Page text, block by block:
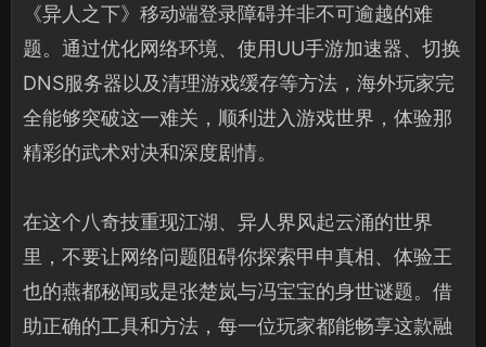
《异人之下》移动端登录障碍并非不可逾越的难
题。通过优化网络环境、使用UU手游加速器、切换
DNS服务器以及清理游戏缓存等方法，海外玩家完
全能够突破这一难关，顺利进入游戏世界，体验那
精彩的武术对决和深度剧情。
在这个八奇技重现江湖、异人界风起云涌的世界
里，不要让网络问题阻碍你探索甲申真相、体验王
也的燕都秘闻或是张楚岚与冯宝宝的身世谜题。借
助正确的工具和方法，每一位玩家都能畅享这款融